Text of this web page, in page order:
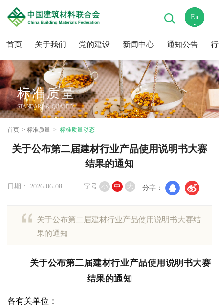
首页 关于我们 党的建设 新闻中心 通知公告
En
中
标准质量
STANDARD & QUALITY
首页 标准质量 标准质量动态
关于公布第二届建材行业产品使用说明书大赛
结果的通知
日期： 2026-06-08 字号 小 中 大 分享：
关于公布第二届建材行业产品使用说明书大赛结
果的通知
关于公布第二届建材行业产品使用说明书大赛
结果的通知
各有关单位：